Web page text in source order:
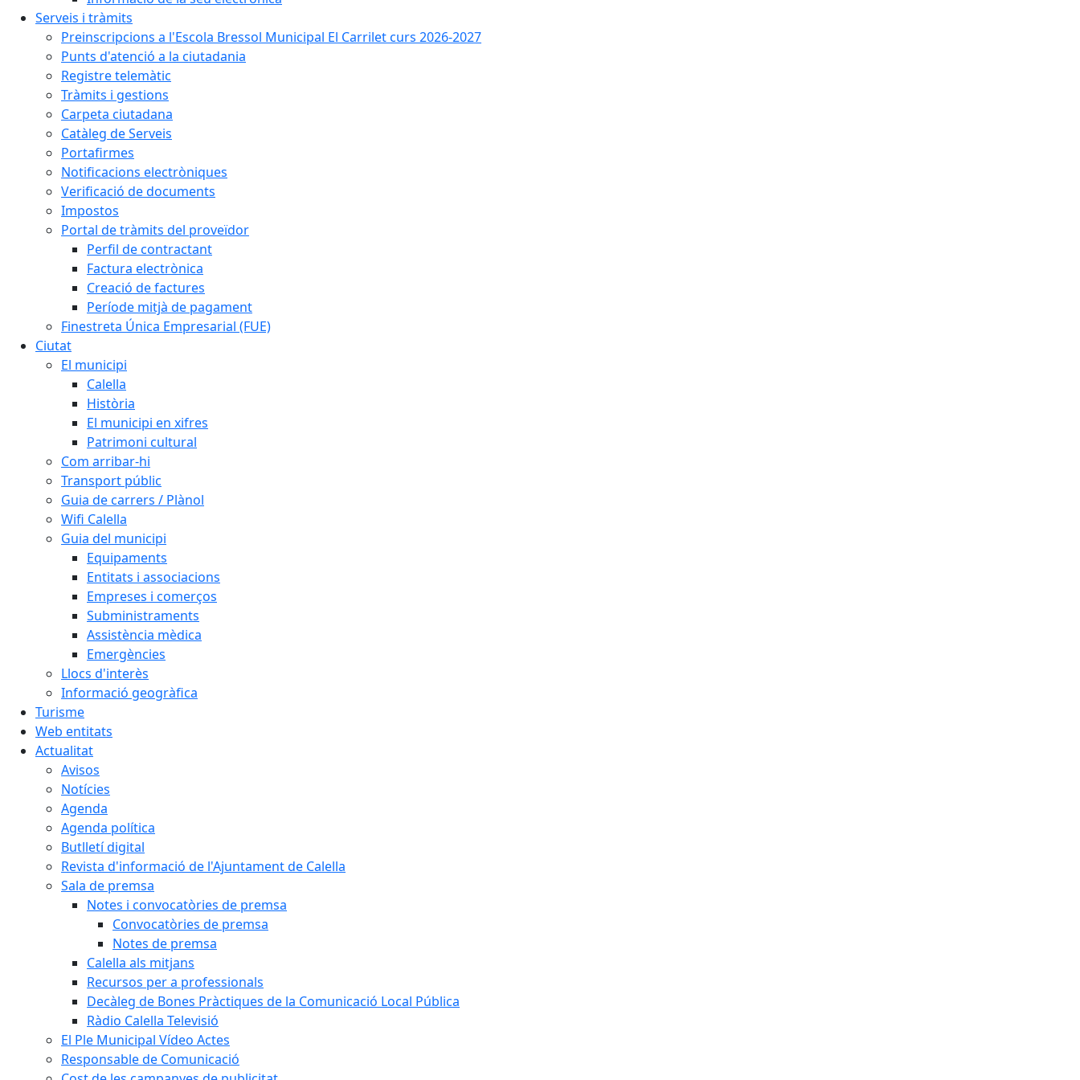
Serveis i tràmits
Preinscripcions a l'Escola Bressol Municipal El Carrilet curs 2026-2027
Punts d'atenció a la ciutadania
Registre telemàtic
Tràmits i gestions
Carpeta ciutadana
Catàleg de Serveis
Portafirmes
Notificacions electròniques
Verificació de documents
Impostos
Portal de tràmits del proveïdor
Perfil de contractant
Factura electrònica
Creació de factures
Període mitjà de pagament
Finestreta Única Empresarial (FUE)
Ciutat
El municipi
Calella
Història
El municipi en xifres
Patrimoni cultural
Com arribar-hi
Transport públic
Guia de carrers / Plànol
Wifi Calella
Guia del municipi
Equipaments
Entitats i associacions
Empreses i comerços
Subministraments
Assistència mèdica
Emergències
Llocs d'interès
Informació geogràfica
Turisme
Web entitats
Actualitat
Avisos
Notícies
Agenda
Agenda política
Butlletí digital
Revista d'informació de l'Ajuntament de Calella
Sala de premsa
Notes i convocatòries de premsa
Convocatòries de premsa
Notes de premsa
Calella als mitjans
Recursos per a professionals
Decàleg de Bones Pràctiques de la Comunicació Local Pública
Ràdio Calella Televisió
El Ple Municipal Vídeo Actes
Responsable de Comunicació